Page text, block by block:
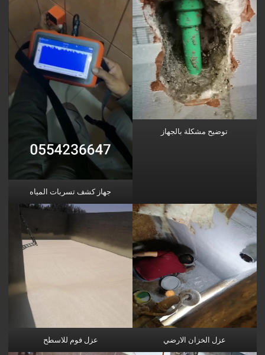
توضيح مشكلة بالجهاز
جهاز كشف تسربات المياه
عزل الخزان الارضي عزل فوم للاسطح